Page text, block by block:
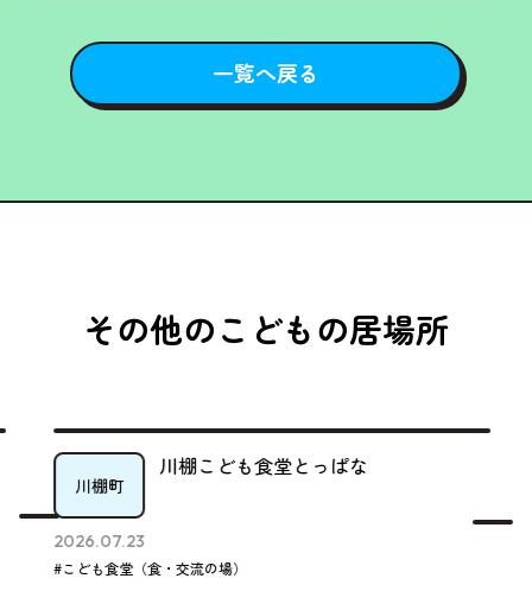
一覧へ戻る
その他のこどもの居場所
川棚町
川棚こども食堂とっぱな
2026.07.23
#こども食堂（食・交流の場）